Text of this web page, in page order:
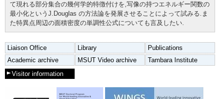
て現れる部分集合の幾何学的特徴付けを,写像の持つエネルギー関数の
最小化というJ.Douglas の方法論を発展させることによって試みる.ま
た特異点周辺の面積密度の単調性公式についても言及したい.
Liaison Office Library
Publications
Academic archive
MSUT Video archive
Tambara Institute
Visitor information